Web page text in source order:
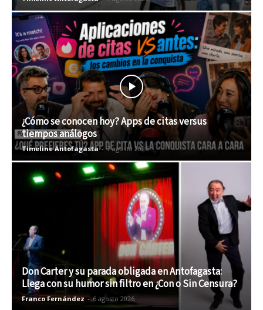
¿Cómo se conocen hoy? Apps de citas versus
tiempos análogos
Timeline Antofagasta - 7 agosto 2026
Don Carter y su parada obligada en Antofagasta:
Llega con su humor sin filtro en ¿Con o Sin Censura?
Franco Fernández - 6 agosto 2026